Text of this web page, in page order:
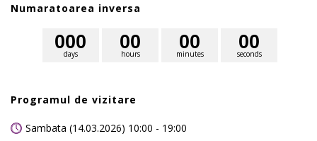
Numaratoarea inversa
days
000
hours
00
minutes
00
seconds
00
Programul de vizitare
Sambata (14.03.2026) 10:00 - 19:00